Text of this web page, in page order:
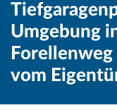
Umgebung
vom